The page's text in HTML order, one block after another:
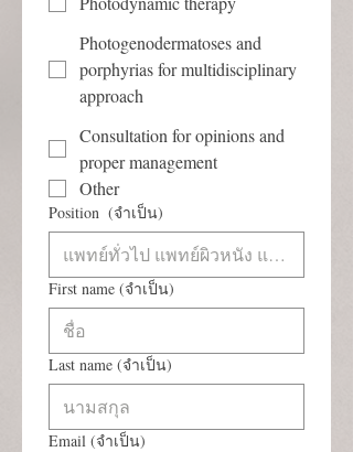
Photogenodermatoses and
porphyrias for multidisciplinary
approach
Consultation for opinions and
proper management
Other
Position (จำเป็น)
First name (จำเป็น)
Last name (จำเป็น)
Email (จำเป็น)